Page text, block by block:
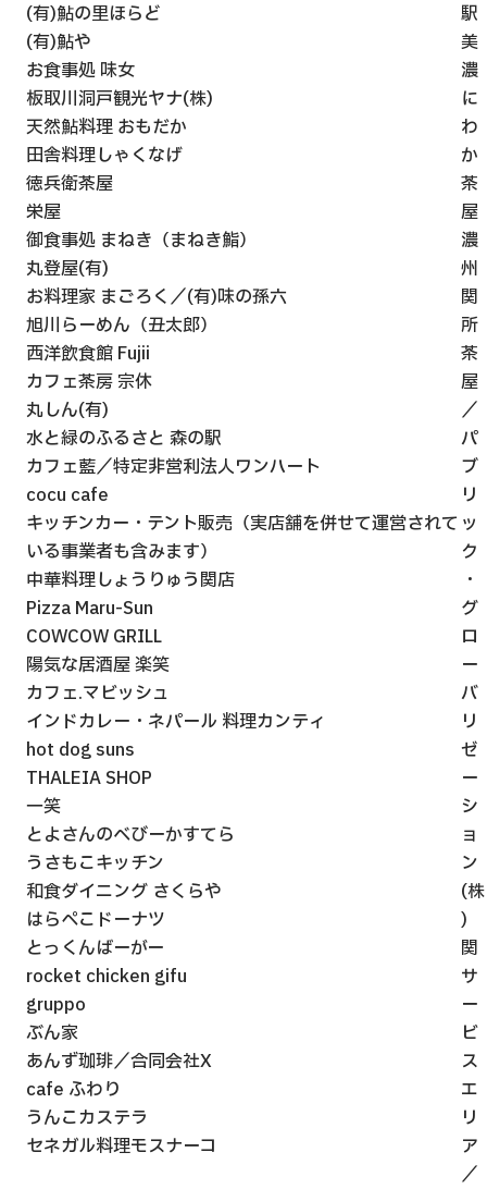
(有)鮎の里ほらど
(有)鮎や
お食事処 味女
板取川洞戸観光ヤナ(株)
天然鮎料理 おもだか
田舎料理しゃくなげ
徳兵衛茶屋
栄屋
御食事処 まねき（まねき鮨）
丸登屋(有)
お料理家 まごろく／(有)味の孫六
旭川らーめん（丑太郎）
西洋飲食館 Fujii
カフェ茶房 宗休
丸しん(有)
水と緑のふるさと 森の駅
カフェ藍／特定非営利法人ワンハート
cocu cafe
キッチンカー・テント販売（実店舗を併せて運営されて
いる事業者も含みます）
中華料理しょうりゅう関店
Pizza Maru-Sun
COWCOW GRILL
陽気な居酒屋 楽笑
カフェ.マビッシュ
インドカレー・ネパール 料理カンティ
hot dog suns
THALEIA SHOP
一笑
とよさんのべびーかすてら
うさもこキッチン
和食ダイニング さくらや
はらぺこドーナツ
とっくんばーがー
rocket chicken gifu
gruppo
ぶん家
あんず珈琲／合同会社X
cafe ふわり
うんこカステラ
セネガル料理モスナーコ
駅
美
濃
に
わ
か
茶
屋
濃
州
関
所
茶
屋
／
パ
ブ
リ
ッ
ク
・
グ
ロ
ー
バ
リ
ゼ
ー
シ
ョ
ン
(株
)
関
サ
ー
ビ
ス
エ
リ
ア
／